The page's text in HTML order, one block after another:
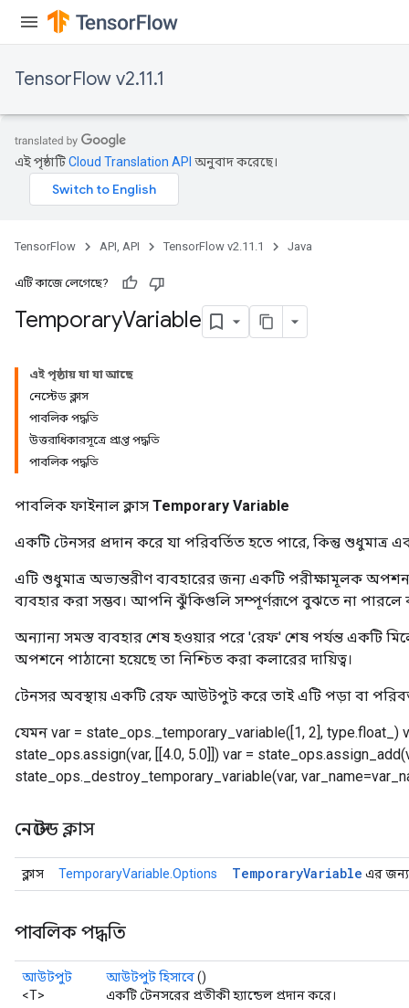
TensorFlow v2.11.1
এই পৃষ্ঠাটিCloud Translation API অনুবাদ করেছে।
TensorFlow API, API TensorFlow v2.11.1 Java
এটি কাজে লেগেছে?
TemporaryVariable
এই পৃষ্ঠায় যা যা আছে
নেস্টেড ক্লাস
পাবলিক পদ্ধতি
উত্তরাধিকারসূত্রে প্রাপ্ত পদ্ধতি
পাবলিক পদ্ধতি
পাবলিক ফাইনাল ক্লাস Temporary Variable
একটি টেনসর প্রদান করে যা পরিবর্তিত হতে পারে, কিন্তু শুধুমাত্র
এটি শুধুমাত্র অভ্যন্তরীণ ব্যবহারের জন্য একটি পরীক্ষামূলক
ব্যবহার করা সম্ভব। আপনি ঝুঁকিগুলি সম্পূর্ণরূপে বুঝতে না পারলে
অন্যান্য সমস্ত ব্যবহার শেষ হওয়ার পরে 'রেফ' শেষ পর্যন্ত একটি
অপশনে পাঠানো হয়েছে তা নিশ্চিত করা কলারের দায়িত্ব।
টেনসর অবস্থায় একটি রেফ আউটপুট করে তাই এটি পড়া বা
যেমন var = state_ops._temporary_variable([1, 2], type.float_)
state_ops.assign(var, [[4.0, 5.0]]) var =
state_ops._destroy_temporary_variable(var,
নেস্টেড ক্লাস
ক্লাস TemporaryVariable.Options TemporaryVariable এর জন্য
পাবলিক পদ্ধতি
আউটপুট
<T>
আউটপুট হিসাবে()
একটি টেনসরের প্রতীকী হ্যান্ডেল প্রদান করে।